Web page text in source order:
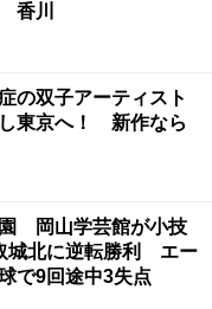
川
の双子アーティスト
東京へ！ 新作なら
園 岡山学芸館が小技
城北に逆転勝利 エー
で9回途中3失点